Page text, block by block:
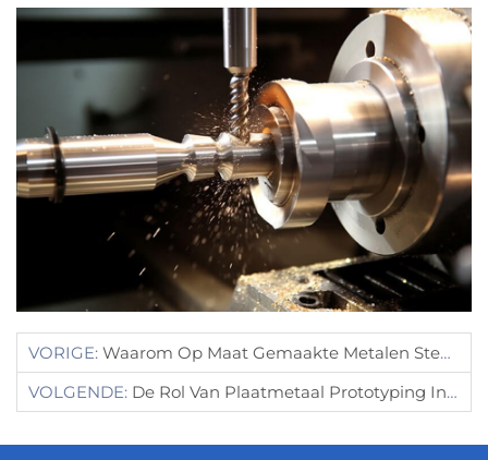
VORIGE: Waarom Op Maat Gemaakte Metalen Stempels Essentieel Zijn Voor Metaalbewerking
VOLGENDE: De Rol Van Plaatmetaal Prototyping In Snelle Productontwikkeling